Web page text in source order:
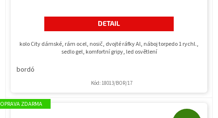
DETAIL
kolo City dámské, rám ocel, nosič, dvojté ráfky Al, náboj torpedo 1 rychl.,
sedlo gel, komfortní gripy, led osvětlení
bordó
Kód: 18013/BOR/17
ZDARMA